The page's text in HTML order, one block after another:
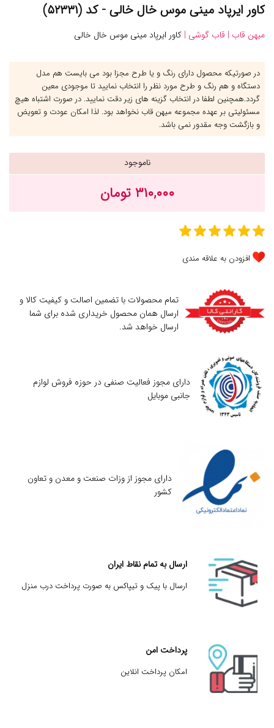
کاور ایرپاد مینی موس خال خالی - کد (۵۲۳۳۱)
میهن قاب | قاب گوشی | کاور ایرپاد مینی موس خال خالی
در صورتیکه محصول دارای رنگ و یا طرح مجزا بود می بایست هم مدل
دستگاه و هم رنگ و طرح مورد نظر را انتخاب نمایید تا موجودی معین
گردد.همچنین لطفا در انتخاب گزینه های زیر دقت نمایید. در صورت اشتباه هیچ
مسئولیتی بر عهده مجموعه میهن قاب نخواهد بود. لذا امکان عودت و تعویض
و بازگشت وجه مقدور نمی باشد.
ناموجود
۳۱۰,۰۰۰ تومان
افزودن به علاقه مندی
تمام محصولات با تضمین اصالت و کیفیت کالا و
ارسال همان محصول خریداری شده برای شما
ارسال خواهد شد.
دارای مجوز فعالیت صنفی در حوزه فروش لوازم
جانبی موبایل
دارای مجوز از وزات صنعت و معدن و تعاون
کشور
ارسال به تمام نقاط ایران
ارسال با پیک و تیپاکس به صورت پرداخت درب منزل
پرداخت امن
امکان پرداخت انلاین